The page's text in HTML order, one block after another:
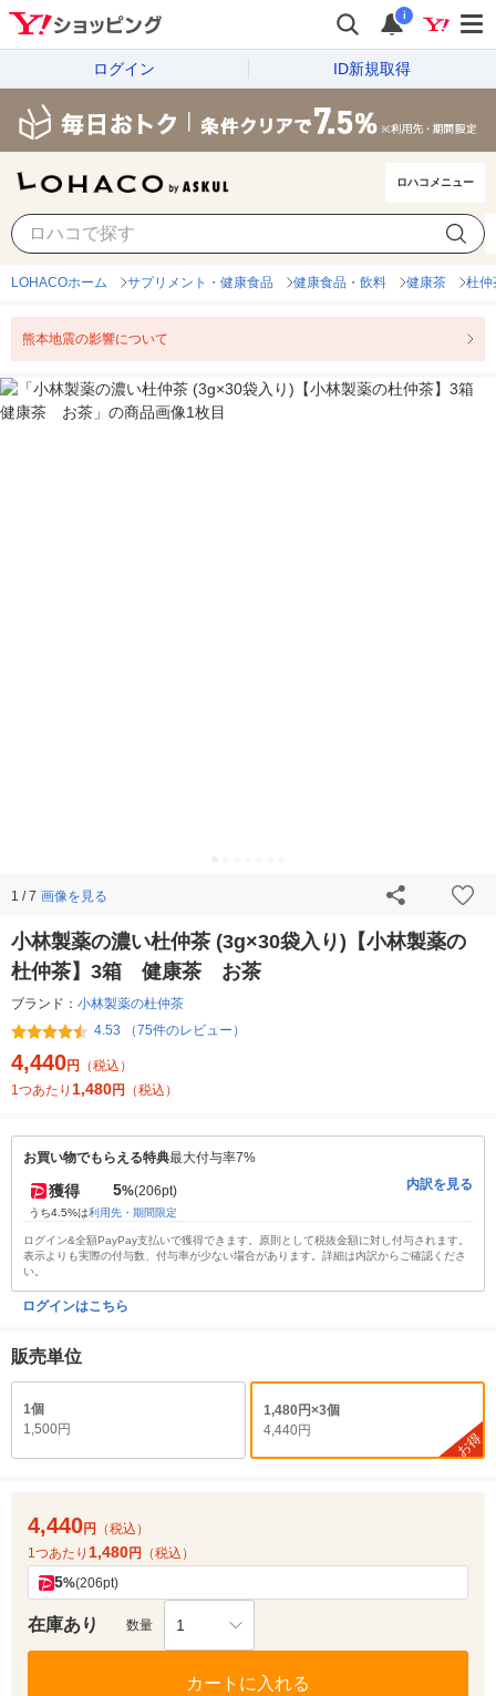
i
ログイン ID新規取得
ロハコメニュー
LOHACOホーム サプリメント・健康食品 健康食品・飲料 健康茶 杜仲
熊本地震の影響について
1 / 7 画像を見る
小林製薬の濃い杜仲茶 (3g×30袋入り)【小林製薬の
杜仲茶】3箱 健康茶 お茶
ブランド： 小林製薬の杜仲茶
4.53 （75件のレビュー）
4,440円
（税込）
1つあたり 1,480円 （税込）
お買い物でもらえる特典最大付与率7%
獲得 5%(206pt)
うち4.5%は利用先・期間限定
内訳を見る
ログイン&全額PayPay支払いで獲得できます。原則として税抜金額に対し付与されます。
表示よりも実際の付与数、付与率が少ない場合があります。詳細は内訳からご確認くださ
い。
ログインはこちら
販売単位
1個
1,500円
1,480円×3個
4,440円
お得
4,440円
（税込）
1つあたり 1,480円 （税込）
5%(206pt)
在庫あり 数量 1
カートに入れる